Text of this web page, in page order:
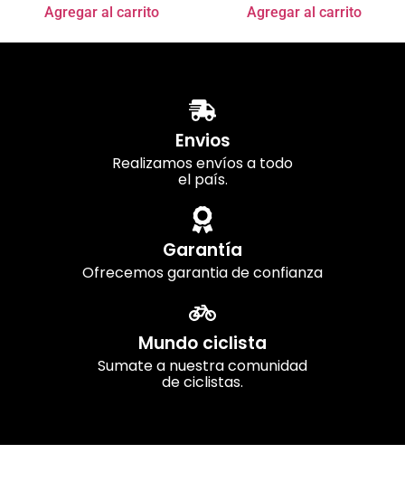
Agregar al carrito Agregar al carrito
Envios
Realizamos envíos a todo
el país.
Garantía
Ofrecemos garantia de confianza
Mundo ciclista
Sumate a nuestra comunidad
de ciclistas.